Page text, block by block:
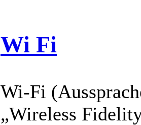
Wi Fi
Wi-Fi
„Wireless